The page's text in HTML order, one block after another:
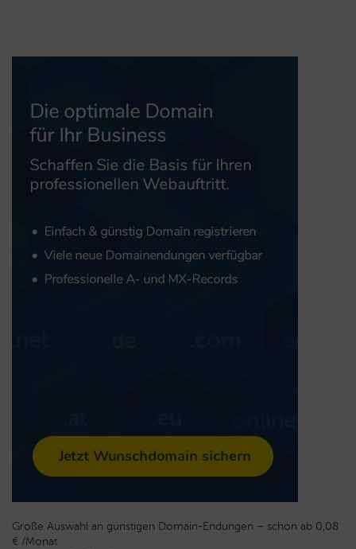
Große Auswahl an günstigen Domain-Endungen – schon ab 0,08
€ /Monat